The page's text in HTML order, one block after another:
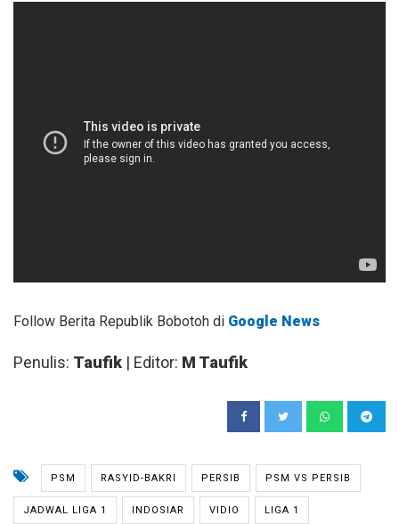
Follow Berita Republik Bobotoh di Google News
Penulis: Taufik | Editor: M Taufik
PSM RASYID-BAKRI PERSIB PSM VS PERSIB
JADWAL LIGA 1 INDOSIAR VIDIO LIGA 1